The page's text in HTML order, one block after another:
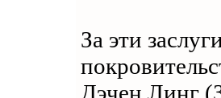
За эти
Дэчен Линг